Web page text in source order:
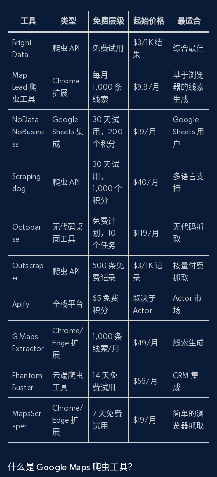
工具 类型 免费层级 起始价格 最适合
Bright
Data
爬虫 API 免费试用
$3/1K 结
果
综合最佳
Map
Lead 爬
虫工具
Chrome
扩展
每月
1,000 条
线索
$9.9/月
基于浏览
器的线索
生成
NoData
NoBusine
ss
Google
Sheets 集
成
30 天试
用，200
个积分
$19/月
Google
Sheets 用
户
Scraping
dog
爬虫 API
30 天试
用，
1,000 个
积分
$40/月
多语言支
持
Octopar
se
无代码桌
面工具
免费计
划，10
个任务
$119/月
无代码抓
取
Outscrap
er
爬虫 API
500 条免
费记录
$3/1K 记
录
按量付费
抓取
Apify 全栈平台
$5 免费
积分
取决于
Actor
Actor 市
场
G Maps
Extractor
Chrome/
Edge 扩
展
1,000 条
线索/月
$49/月 线索生成
Phantom
Buster
云端爬虫
工具
14 天免
费试用
$56/月
CRM 集
成
MapsScr
aper
Chrome/
Edge 扩
展
7 天免费
试用
$19/月
简单的浏
览器抓取
什么是 Google Maps 爬虫工具？